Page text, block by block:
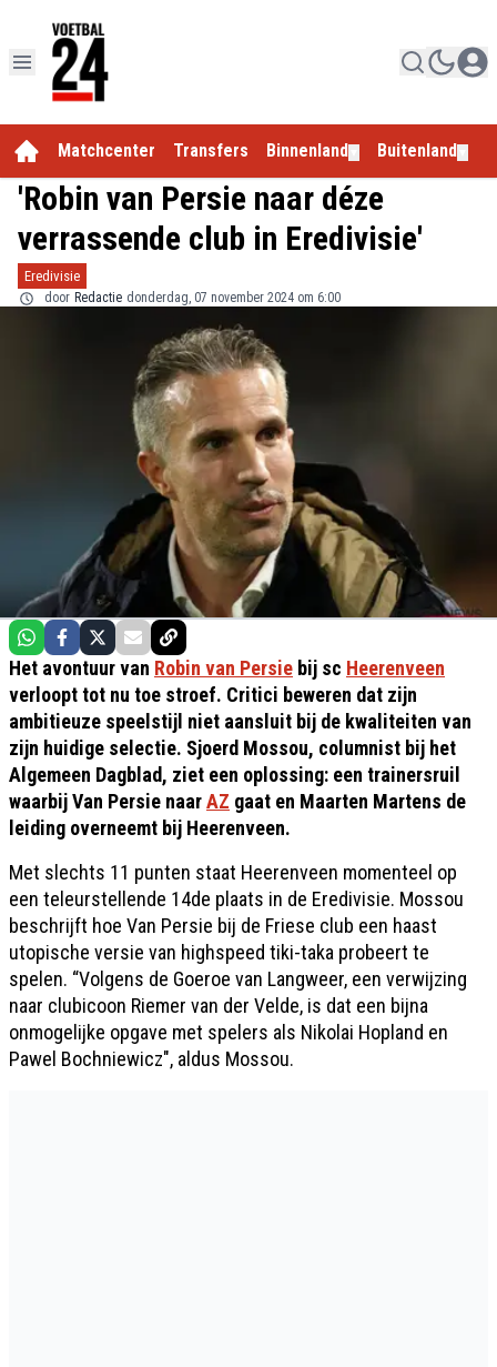
Matchcenter Transfers Binnenland Buitenland
'Robin van Persie naar déze
verrassende club in Eredivisie'
Eredivisie
door Redactie donderdag, 07 november 2024 om 6:00
Het avontuur van Robin van Persie bij sc Heerenveen
verloopt tot nu toe stroef. Critici beweren dat zijn
ambitieuze speelstijl niet aansluit bij de kwaliteiten van
zijn huidige selectie. Sjoerd Mossou, columnist bij het
Algemeen Dagblad, ziet een oplossing: een trainersruil
waarbij Van Persie naarAZ gaat en Maarten Martens de
leiding overneemt bij Heerenveen.
Met slechts 11 punten staat Heerenveen momenteel op
een teleurstellende 14de plaats in de Eredivisie. Mossou
beschrijft hoe Van Persie bij de Friese club een haast
utopische versie van highspeed tiki-taka probeert te
spelen. “Volgens de Goeroe van Langweer, een verwijzing
naar clubicoon Riemer van der Velde, is dat een bijna
onmogelijke opgave met spelers als Nikolai Hopland en
Pawel Bochniewicz", aldus Mossou.